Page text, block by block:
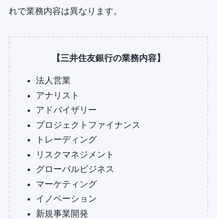
れで業務内容は異なります。
【三井住友銀行の業務内容】
法人営業
アナリスト
アドバイザリー
プロジェクトファイナンス
トレーディング
リスクマネジメント
グローバルビジネス
マーケティング
イノベーション
新規事業開発